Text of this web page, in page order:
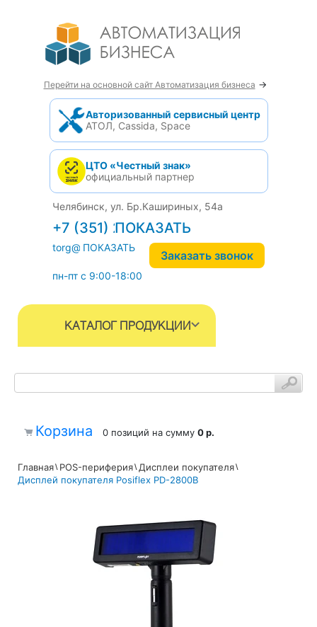
Перейти на основной сайт Автоматизация бизнеса →
Авторизованный сервисный центр
АТОЛ, Cassida, Space
ЦТО «Честный знак»
официальный партнер
Челябинск, ул. Бр.Кашириных, 54а
+7 (351) 242-04-09
torg@1cab.ru
Заказать звонок
пн-пт с 9:00-18:00
КАТАЛОГ ПРОДУКЦИИ
Корзина 0 позиций на сумму 0 р.
Главная POS-периферия Дисплеи покупателя
Дисплей покупателя Posiflex PD-2800В